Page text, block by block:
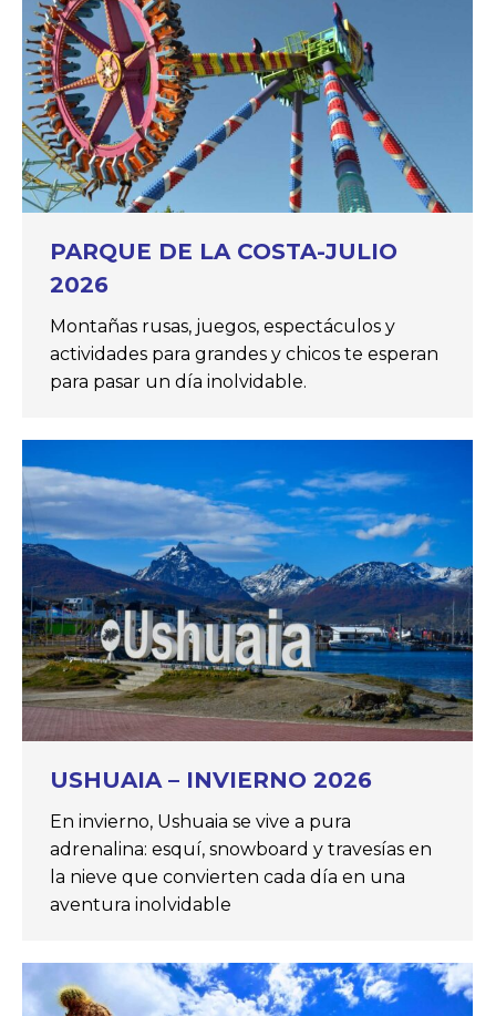
PARQUE DE LA COSTA-JULIO
2026
Montañas rusas, juegos, espectáculos y
actividades para grandes y chicos te esperan
para pasar un día inolvidable.
USHUAIA – INVIERNO 2026
En invierno, Ushuaia se vive a pura
adrenalina: esquí, snowboard y travesías en
la nieve que convierten cada día en una
aventura inolvidable